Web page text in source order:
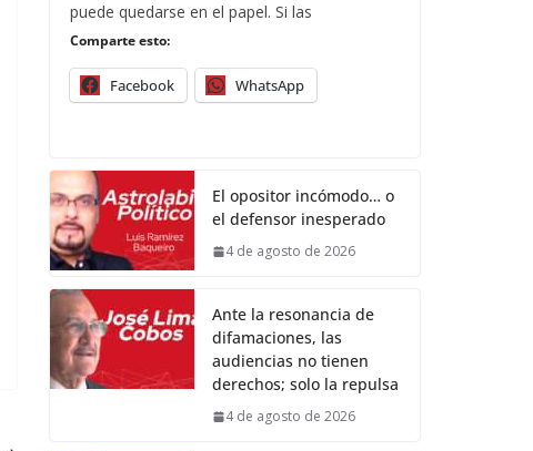
puede quedarse en el papel. Si las
Comparte esto:
Facebook WhatsApp
El opositor incómodo… o
el defensor inesperado
4 de agosto de 2026
Ante la resonancia de
difamaciones, las
audiencias no tienen
derechos; solo la repulsa
4 de agosto de 2026